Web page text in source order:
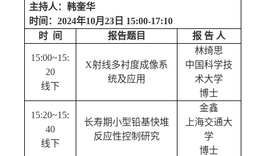
主持人：韩奎华
时间： 2024年10月23日 15:00-17:10
时 间 报告题目 报 告 人
1 5:00~15:
20
线下
X射线多衬度成像系
统及应用
林绮思
中国科学技
术大学
博士
1 5:20~15:
40
线下
长寿期小型铅基快堆
反应性控制研究
金鑫
上海交通大
学
博士